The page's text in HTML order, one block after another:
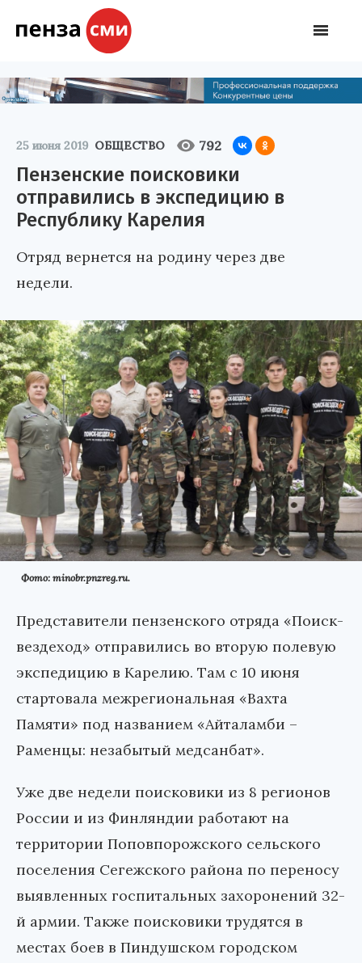
25 июня 2019 ОБЩЕСТВО 792
Пензенские поисковики
отправились в экспедицию в
Республику Карелия
Отряд вернется на родину через две
недели.
Фото: minobr.pnzreg.ru.
Представители пензенского отряда «Поиск-
вездеход» отправились во вторую полевую
экспедицию в Карелию. Там с 10 июня
стартовала межрегиональная «Вахта
Памяти» под названием «Айталамби –
Раменцы: незабытый медсанбат».
Уже две недели поисковики из 8 регионов
России и из Финляндии работают на
территории Поповпорожского сельского
поселения Сегежского района по переносу
выявленных госпитальных захоронений 32-
й армии. Также поисковики трудятся в
местах боев в Пиндушском городском